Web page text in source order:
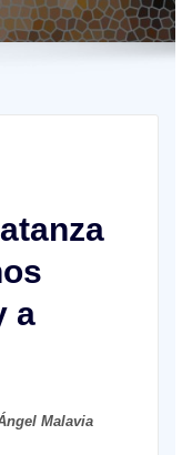
a
Malavia